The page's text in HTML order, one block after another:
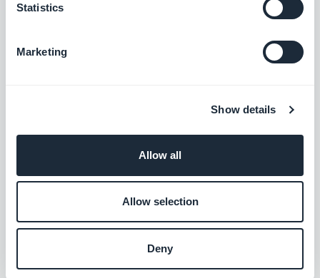
Statistics
Marketing
Show details
Allow all
Allow selection
Deny
Definições, na
seção
Ferramenta de Pesquisae
fazer o check no campo do dropdown onde
Se estás a usar oAdd-On User Group
adicionar uma segunda tab e a pesquisa avançada